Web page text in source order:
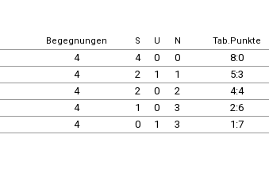
Begegnungen S U N Tab.Punkte
4 4 0 0 8:0
4 2 1 1 5:3
4 2 0 2 4:4
4 1 0 3 2:6
4 0 1 3 1:7